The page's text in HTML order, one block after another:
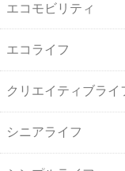
エコモビリティ
エコライフ
クリエイティブライ
シニアライフ